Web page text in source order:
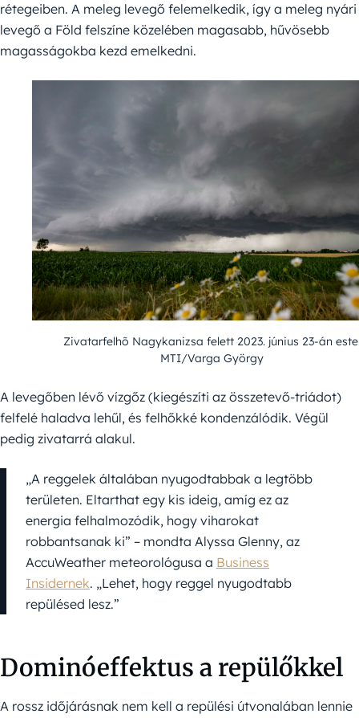
rétegeiben. A meleg levegő felemelkedik, így a meleg nyári
levegő a Föld felszíne közelében magasabb, hűvösebb
magasságokba kezd emelkedni.
Zivatarfelhõ Nagykanizsa felett 2023. június 23-án
MTI/Varga György
A levegőben lévő vízgőz (kiegészíti az összetevő-triádot)
felfelé haladva lehűl, és felhőkké kondenzálódik. Végül
pedig zivatarrá alakul.
„A reggelek általában nyugodtabbak a legtöbb
területen. Eltarthat egy kis ideig, amíg ez az
energia felhalmozódik, hogy viharokat
robbantsanak ki” – mondta Alyssa Glenny, az
AccuWeather meteorológusa a Business
Insidernek. „Lehet, hogy reggel nyugodtabb
repülésed lesz.”
Dominóeffektus a repülőkkel
A rossz időjárásnak nem kell a repülési útvonalában lennie